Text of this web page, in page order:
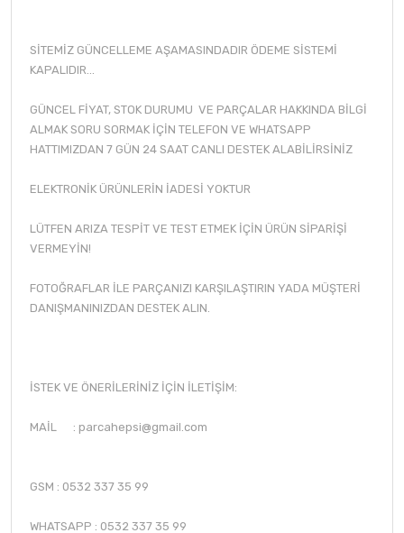
SİTEMİZ GÜNCELLEME AŞAMASINDADIR ÖDEME SİSTEMİ
KAPALIDIR...
GÜNCEL FİYAT, STOK DURUMU VE PARÇALAR HAKKINDA BİLGİ
ALMAK SORU SORMAK İÇİN TELEFON VE WHATSAPP
HATTIMIZDAN 7 GÜN 24 SAAT CANLI DESTEK ALABİLİRSİNİZ
ELEKTRONİK ÜRÜNLERİN İADESİ YOKTUR
LÜTFEN ARIZA TESPİT VE TEST ETMEK İÇİN ÜRÜN SİPARİŞİ
VERMEYİN!
FOTOĞRAFLAR İLE PARÇANIZI KARŞILAŞTIRIN YADA MÜŞTERİ
DANIŞMANINIZDAN DESTEK ALIN.
İSTEK VE ÖNERİLERİNİZ İÇİN İLETİŞİM:
MAİL : parcahepsi@gmail.com
GSM : 0532 337 35 99
WHATSAPP : 0532 337 35 99